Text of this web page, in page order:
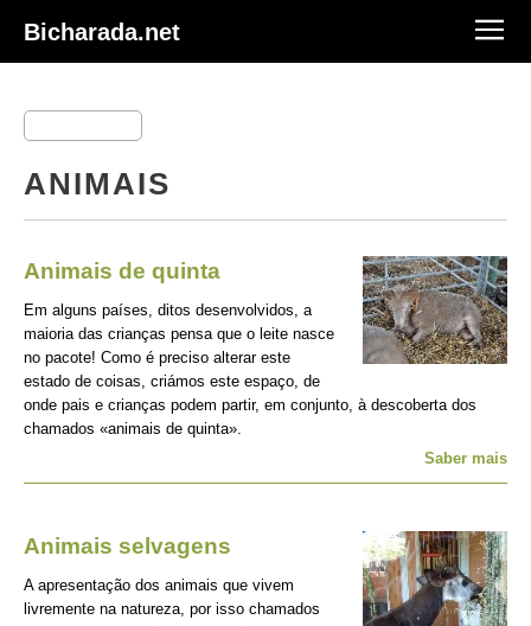
Bicharada.net
ANIMAIS
Animais de quinta
Em alguns países, ditos desenvolvidos, a
maioria das crianças pensa que o leite nasce
no pacote! Como é preciso alterar este
estado de coisas, criámos este espaço, de
onde pais e crianças podem partir, em conjunto, à descoberta dos
chamados «animais de quinta».
Saber mais
Animais selvagens
A apresentação dos animais que vivem
livremente na natureza, por isso chamados